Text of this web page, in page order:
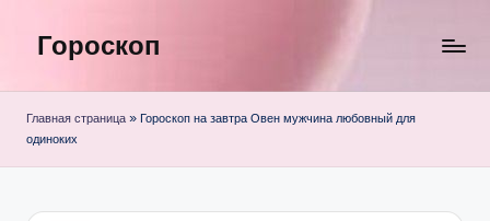
Перейти
содержимому
Гороскоп
Главная страница » Гороскоп на завтра Овен мужчина любовный для
одиноких